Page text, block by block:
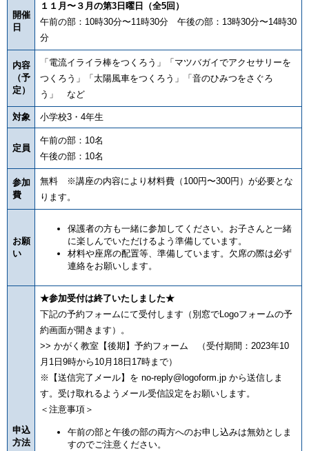
開催
日
１１月〜３月の第3日曜日（全5回）
午前の部：10時30分〜11時30分 午後の部：13時30分〜14時30
分
内容
（予
定）
「電流イライラ棒をつくろう」「マツバガイでアクセサリーを
つくろう」「太陽風車をつくろう」「音のひみつをさぐろ
う」 など
対象 小学校3・4年生
定員
午前の部：10名
午後の部：10名
参加
費
無料 ※講座の内容により材料費（100円〜300円）が必要とな
ります。
お願
い
保護者の方も一緒に参加してください。お子さんと一緒
に楽しんでいただけるよう準備しています。
材料や座席の配置等、準備しています。欠席の際は必ず
連絡をお願いします。
申込
方法
★参加受付は終了いたしました★
下記の予約フォームにて受付します（別窓でLogoフォームの予
約画面が開きます）。
>> かがく教室【後期】予約フォーム （受付期間：2023年10
月1日9時から10月18日17時まで）
※【送信完了メール】を no-reply@logoform.jp から送信しま
す。受け取れるようメール受信設定をお願いします。
＜注意事項＞
午前の部と午後の部の両方へのお申し込みは無効としま
すのでご注意ください。